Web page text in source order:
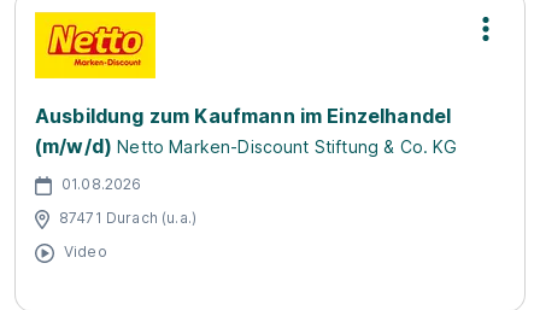
Ausbildung zum Kaufmann im Einzelhandel
(m/w/d) Netto Marken-Discount Stiftung & Co. KG
01.08.2026
87471 Durach (u.a.)
Video